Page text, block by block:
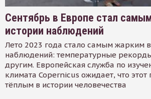
Сентябрь в Европе стал
истории наблюдений
Лето 2023 года стало самым жарким
наблюдений: температурные
другим. Европейская служба по
климата Copernicus ожидает, что
тёплым в истории человечества